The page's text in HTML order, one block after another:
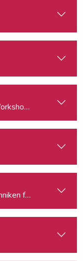
im Umgang
für TV und Web